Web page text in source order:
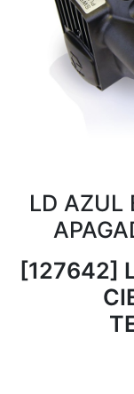
LD AZUL
[127642]